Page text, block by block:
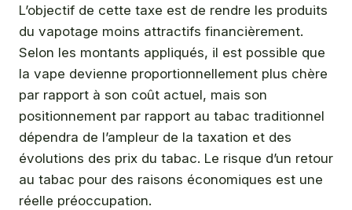
L’objectif de cette taxe est de rendre les produits
du vapotage moins attractifs financièrement.
Selon les montants appliqués, il est possible que
la vape devienne proportionnellement plus chère
par rapport à son coût actuel, mais son
positionnement par rapport au tabac traditionnel
dépendra de l’ampleur de la taxation et des
évolutions des prix du tabac. Le risque d’un retour
au tabac pour des raisons économiques est une
réelle préoccupation.